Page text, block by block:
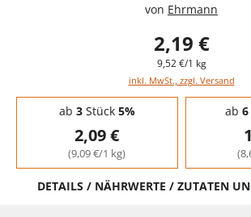
von Ehrmann
2,19 €
9,52 €/1 kg
inkl. MwSt., zzgl. Versand
Staffelpreise - Mengenrabatt
ab 3Stück 5%
2,09 €
(9,09 €/1 kg)
ab 6
DETAILS / NÄHRWERTE / ZUTATEN